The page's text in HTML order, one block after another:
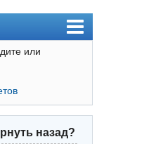
или
назад?